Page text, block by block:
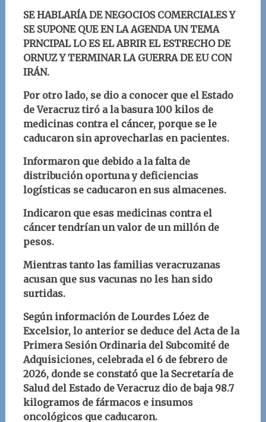
SE HABLARÍA DE NEGOCIOS COMERCIALES Y
SE SUPONE QUE EN LA AGENDA UN TEMA
PRNCIPAL LO ES EL ABRIR EL ESTRECHO DE
ORNUZ Y TERMINAR LA GUERRA DE EU CON
IRÁN.
Por otro lado, se dio a conocer que el Estado
de Veracruz tiró a la basura 100 kilos de
medicinas contra el cáncer, porque se le
caducaron sin aprovecharlas en pacientes.
Informaron que debido a la falta de
distribución oportuna y deficiencias
logísticas se caducaron en sus almacenes.
Indicaron que esas medicinas contra el
cáncer tendrían un valor de un millón de
pesos.
Mientras tanto las familias veracruzanas
acusan que sus vacunas no les han sido
surtidas.
Según información de Lourdes Lóez de
Excelsior, lo anterior se deduce del Acta de la
Primera Sesión Ordinaria del Subcomité de
Adquisiciones, celebrada el 6 de febrero de
2026, donde se constató que la Secretaría de
Salud del Estado de Veracruz dio de baja 98.7
kilogramos de fármacos e insumos
oncológicos que caducaron.